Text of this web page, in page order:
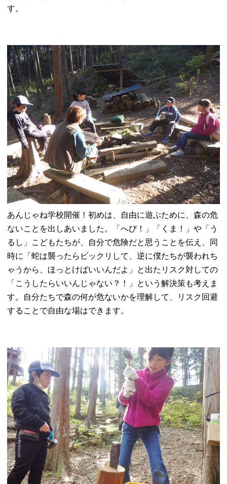
す。
あんじゃね学校開催！初めは、自由に遊ぶために、森の危
ないことを出しあいました。「へび！」「くま！」や「う
るし」こどもたちが、自分で危険だと思うことを伝え、同
時に「蛇は襲ったらビックリして、逆に僕たちが襲われち
ゃうから、ほっとけばいいんだよ」と出たリスク対しての
「こうしたらいいんじゃない？！」という解決策も考えま
す。自分たちで森の何が危ないかを理解して、リスク回避
することで自由な場はできます。